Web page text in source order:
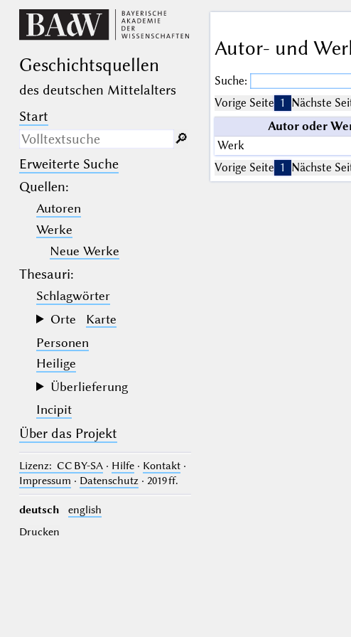
Geschichts­quellen
des deutschen Mittelalters
Start
Nur in Beschreibungs­texten
suchen
(der Unterstrich) ist Platzhalter für
genau ein Zeichen.
(das Prozentzeichen) ist Platzhalter
für kein, ein oder mehr als ein
Zeichen.
🔎︎
Erweiterte Suche
Quellen:
Autoren
Werke
Neue Werke
Thesauri:
Schlagwörter
Orte
Karte
Personen
Heilige
Überlieferung
Incipit
Über das Projekt
Lizenz: CC BY-SA· Hilfe· Kontakt·
Impressum · Datenschutz· 2019 ff.
deutsch
english
Drucken
Autor- und
Suche:
Vorige Seite 1 Nächste
Autor oder
Werk
Vorige Seite 1 Nächste